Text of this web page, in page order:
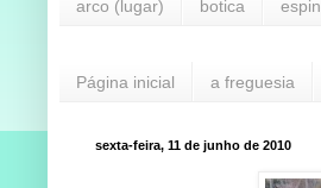
arco (lugar) botica
Página inicial a freguesia
sexta-feira, 11 de junho de 2010